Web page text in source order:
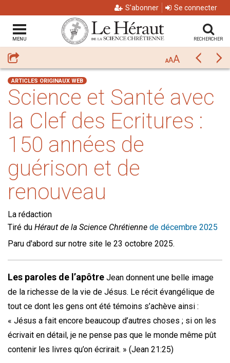
S'abonner Se connecter
MENU RECHERCHER
Partager AAA
ARTICLES ORIGINAUX WEB
Science et Santé avec
la Clef des Ecritures :
150 années de
guérison et de
renouveau
La rédaction
Tiré du Héraut de la Science Chrétienne de décembre 2025
Paru d'abord sur notre site le 23 octobre 2025.
Les paroles de l’apôtre Jean donnent une belle image
de la richesse de la vie de Jésus. Le récit évangélique de
tout ce dont les gens ont été témoins s’achève ainsi :
« Jésus a fait encore beaucoup d’autres choses ; si on les
écrivait en détail, je ne pense pas que le monde même pût
contenir les livres qu’on écrirait. » (Jean 21:25)